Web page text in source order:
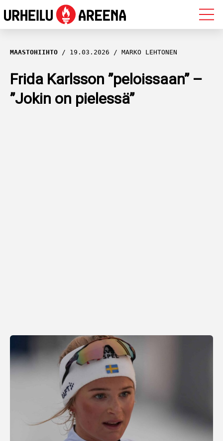
OLYMPIALAISET
MAASTOHIIHTO
AMPUMAHIIHTO
MAASTOHIIHTO 19.03.2026 MARKO LEHTONEN
Frida Karlsson ”peloissaan” –
”Jokin on pielessä”